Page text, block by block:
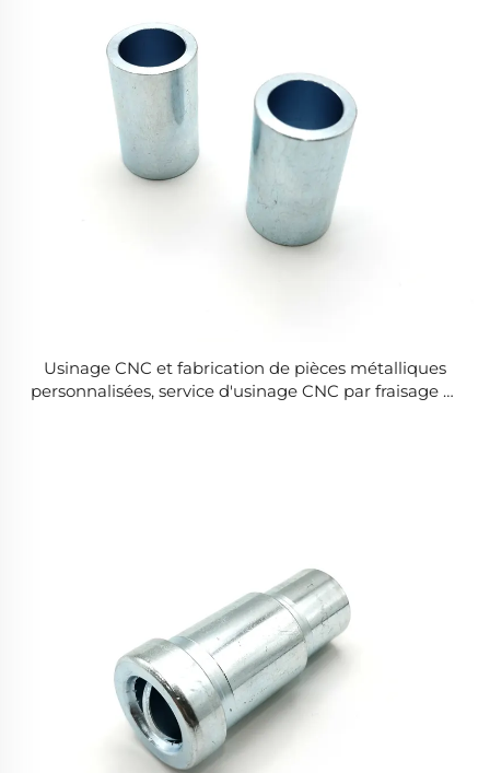
Usinage CNC et fabrication de pièces métalliques
personnalisées, service d'usinage CNC par fraisage et